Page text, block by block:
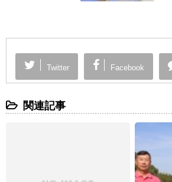
Twitter Facebook
関連記事